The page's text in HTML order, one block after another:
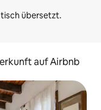
auf Airbnb